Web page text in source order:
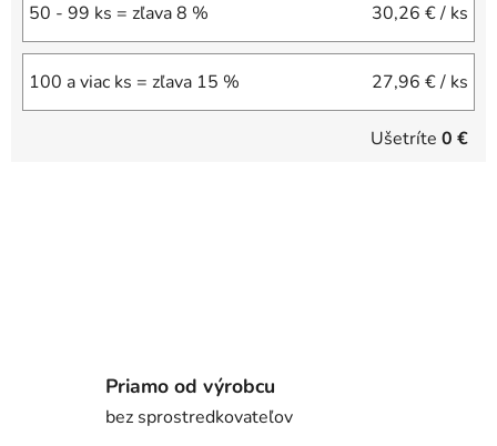
50 - 99 ks = zľava 8 % 30,26 €/ ks
100 a viac ks = zľava 15 % 27,96 €/ ks
Ušetríte 0 €
Priamo od výrobcu
bez sprostredkovateľov